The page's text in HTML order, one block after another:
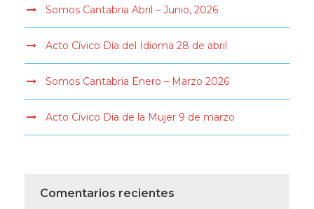
Somos Cantabria Abril – Junio, 2026
Acto Cívico Día del Idioma 28 de abril
Somos Cantabria Enero – Marzo 2026
Acto Cívico Día de la Mujer 9 de marzo
Comentarios recientes